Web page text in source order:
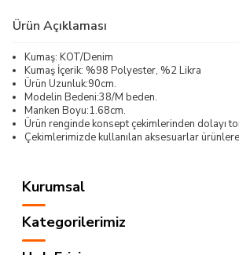
Ürün Açıklaması
Kumaş: KOT/Denim
Kumaş İçerik: %98 Polyester, %2 Likra
Ürün Uzunluk:90cm.
Modelin Bedeni:38/M beden.
Manken Boyu:1.68cm.
Ürün renginde konsept çekimlerinden dolayı
Çekimlerimizde kullanılan aksesuarlar
Kurumsal
Kategorilerimiz